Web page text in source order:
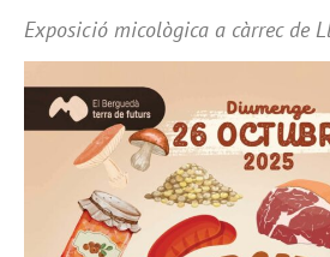
Exposició micològica a càrrec de